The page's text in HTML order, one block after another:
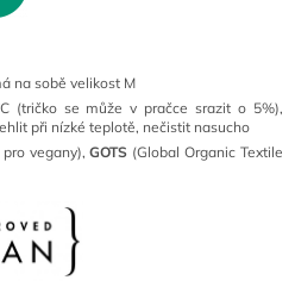
na sobě velikost M
(tričko se může v pračce srazit o 5%),
při nízké teplotě, nečistit nasucho
pro vegany),GOTS (Global Organic Textile